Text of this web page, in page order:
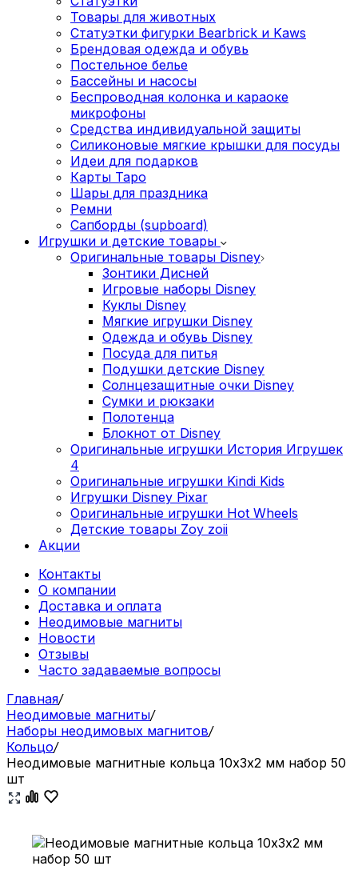
Товары для животных
Статуэтки фигурки Bearbrick и Kaws
Брендовая одежда и обувь
Постельное белье
Бассейны и насосы
Беспроводная колонка и караоке
микрофоны
Средства индивидуальной защиты
Силиконовые мягкие крышки для посуды
Идеи для подарков
Карты Таро
Шары для праздника
Ремни
Сапборды (supboard)
Игрушки и детские товары
Оригинальные товары Disney
Зонтики Дисней
Игровые наборы Disney
Куклы Disney
Мягкие игрушки Disney
Одежда и обувь Disney
Посуда для питья
Подушки детские Disney
Cолнцезащитные очки Disney
Сумки и рюкзаки
Полотенца
Блокнот от Disney
Оригинальные игрушки История Игрушек
4
Оригинальные игрушки Kindi Kids
Игрушки Disney Pixar
Оригинальные игрушки Hot Wheels
Детские товары Zoy zoii
Акции
Контакты
О компании
Доставка и оплата
Неодимовые магниты
Новости
Отзывы
Часто задаваемые вопросы
Главная/
Неодимовые магниты/
Наборы неодимовых магнитов/
Кольцо/
Неодимовые магнитные кольца 10х3х2 мм набор 50
шт